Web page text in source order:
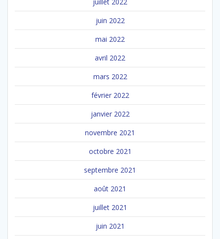
juin 2022
mai 2022
avril 2022
mars 2022
février 2022
janvier 2022
novembre 2021
octobre 2021
septembre 2021
août 2021
juillet 2021
juin 2021